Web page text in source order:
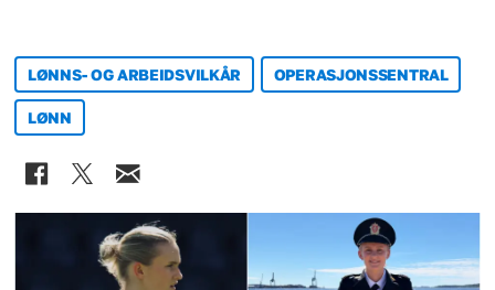
LØNNS- OG ARBEIDSVILKÅR OPERASJONSSENTRAL
LØNN